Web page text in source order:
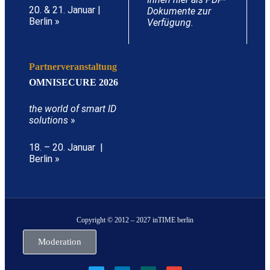
20. & 21. Januar |
Berlin »
Dokumente zur
Verfügung.
Partnerveranstaltung
OMNISECURE 2026
the world of smart ID
solutions »
18. – 20. Januar |
Berlin »
Copyright © 2012 – 2027 inTIME berlin
Moderation